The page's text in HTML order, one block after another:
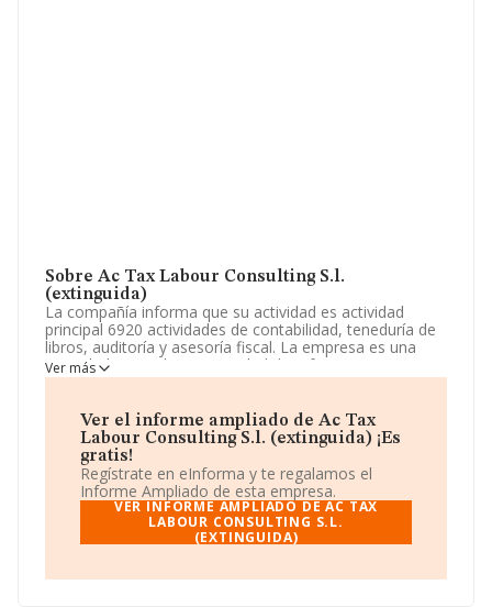
Sobre Ac Tax Labour Consulting S.l.
(extinguida)
La compañía informa que su actividad es actividad
principal 6920 actividades de contabilidad, teneduría de
libros, auditoría y asesoría fiscal. La empresa es una
Sociedad Limitada. La actividad de referencia CNAE
corresponde a 'Actividades de contabilidad, teneduría de
La sociedad no tiene actividad en mercados exteriores.
Teniendo en cuenta la información a disposición de
INFORMA, ha contado con un número de empleados
inferior a la media de sector.
Ac Tax Labour Consulting S.L.
(extinguida), CIF B67620435, se encuentra en Calle
Barcelona, Cataluña.
Ver más
Ver el informe ampliado de Ac Tax
Labour Consulting S.l. (extinguida) ¡Es
gratis!
Regístrate en eInforma y te regalamos el
Informe Ampliado de esta empresa.
VER INFORME AMPLIADO DE AC TAX
LABOUR CONSULTING S.L.
(EXTINGUIDA)